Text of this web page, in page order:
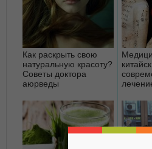
Как раскрыть свою
натуральную красоту?
Советы доктора
аюрведы